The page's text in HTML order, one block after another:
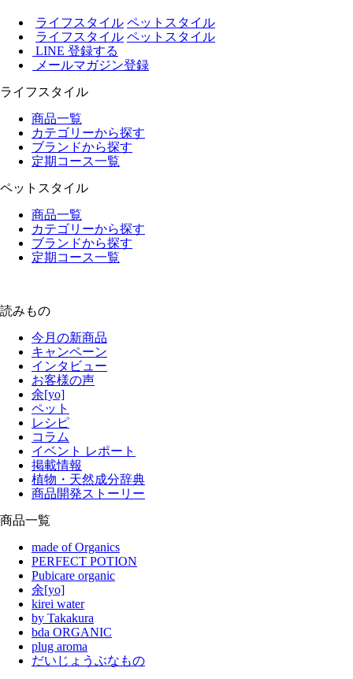
ライフスタイル ペットスタイル
ライフスタイル ペットスタイル
LINE 登録する
メールマガジン登録
ライフスタイル
商品一覧
カテゴリーから探す
ブランドから探す
定期コース一覧
ペットスタイル
商品一覧
カテゴリーから探す
ブランドから探す
定期コース一覧
読みもの
今月の新商品
キャンペーン
インタビュー
お客様の声
余[yo]
ペット
レシピ
コラム
イベント レポート
掲載情報
植物・天然成分辞典
商品開発ストーリー
商品一覧
made of Organics
PERFECT POTION
Pubicare organic
余[yo]
kirei water
by Takakura
bda ORGANIC
plug aroma
だいじょうぶなもの